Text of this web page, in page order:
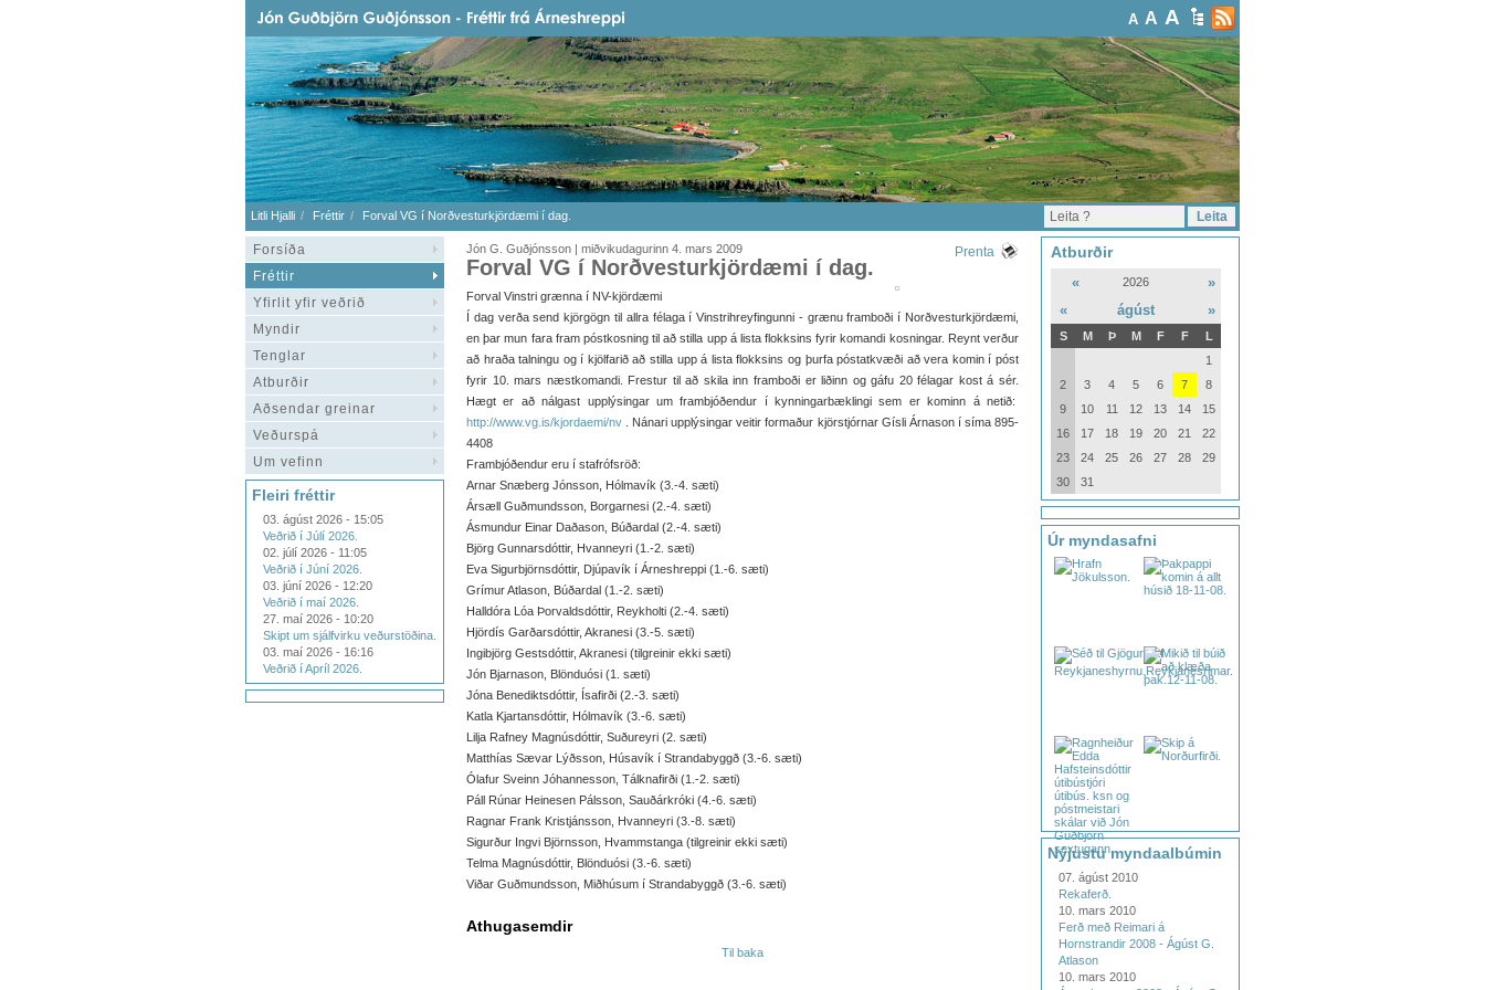
A A A
Litli Hjalli Fréttir Forval VG í Norðvesturkjördæmi í dag.
Forsíða
Fréttir
Yfirlit yfir veðrið
Myndir
Tenglar
Atburðir
Aðsendar greinar
Veðurspá
Um vefinn
Fleiri fréttir
03. ágúst 2026 - 15:05
Veðrið í Júlí 2026.
02. júlí 2026 - 11:05
Veðrið í Júní 2026.
03. júní 2026 - 12:20
Veðrið í maí 2026.
27. maí 2026 - 10:20
Skipt um sjálfvirku veðurstöðina.
03. maí 2026 - 16:16
Veðrið í Apríl 2026.
Jón G. Guðjónsson | miðvikudagurinn 4. mars 2009 Prenta
Forval VG í Norðvesturkjördæmi í dag.
Forval Vinstri grænna í NV-kjördæmi
Í dag verða send kjörgögn til allra félaga í Vinstrihreyfingunni - grænu framboði í Norðvesturkjördæmi,
en þar mun fara fram póstkosning til að stilla upp á lista flokksins fyrir komandi kosningar. Reynt verður
að hraða talningu og í kjölfarið að stilla upp á lista flokksins og þurfa póstatkvæði að vera komin í póst
fyrir 10. mars næstkomandi. Frestur til að skila inn framboði er liðinn og gáfu 20 félagar kost á sér.
Hægt er að nálgast upplýsingar um frambjóðendur í kynningarbæklingi sem er kominn á netið:
http://www.vg.is/kjordaemi/nv . Nánari upplýsingar veitir formaður kjörstjórnar Gísli Árnason í síma 895-
4408
Frambjóðendur eru í stafrófsröð:
Arnar Snæberg Jónsson, Hólmavík (3.-4. sæti)
Ársæll Guðmundsson, Borgarnesi (2.-4. sæti)
Ásmundur Einar Daðason, Búðardal (2.-4. sæti)
Björg Gunnarsdóttir, Hvanneyri (1.-2. sæti)
Eva Sigurbjörnsdóttir, Djúpavík í Árneshreppi (1.-6. sæti)
Grímur Atlason, Búðardal (1.-2. sæti)
Halldóra Lóa Þorvaldsdóttir, Reykholti (2.-4. sæti)
Hjördís Garðarsdóttir, Akranesi (3.-5. sæti)
Ingibjörg Gestsdóttir, Akranesi (tilgreinir ekki sæti)
Jón Bjarnason, Blönduósi (1. sæti)
Jóna Benediktsdóttir, Ísafirði (2.-3. sæti)
Katla Kjartansdóttir, Hólmavík (3.-6. sæti)
Lilja Rafney Magnúsdóttir, Suðureyri (2. sæti)
Matthías Sævar Lýðsson, Húsavík í Strandabyggð (3.-6. sæti)
Ólafur Sveinn Jóhannesson, Tálknafirði (1.-2. sæti)
Páll Rúnar Heinesen Pálsson, Sauðárkróki (4.-6. sæti)
Ragnar Frank Kristjánsson, Hvanneyri (3.-8. sæti)
Sigurður Ingvi Björnsson, Hvammstanga (tilgreinir ekki sæti)
Telma Magnúsdóttir, Blönduósi (3.-6. sæti)
Viðar Guðmundsson, Miðhúsum í Strandabyggð (3.-6. sæti)
Athugasemdir
Til baka
Atburðir
« 2026
»
«
ágúst »
S M Þ M F F
L
1
2
3 4 5 6 7
8
9
10 11 12 13 14
15
16
17 18 19 20 21
22
23
24 25 26 27 28
29
30
31
Úr myndasafni
Nýjustu myndaalbúmin
07. ágúst 2010
Rekaferð.
10. mars 2010
Ferð með Reimari á
Hornstrandir 2008 - Ágúst G.
Atlason
10. mars 2010